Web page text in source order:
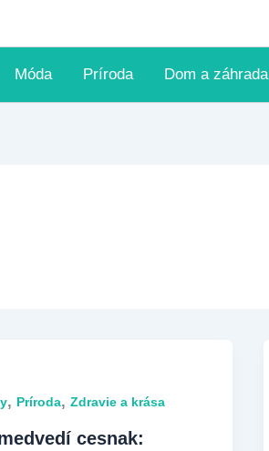
Móda Príroda Dom a záhrada
, Príroda, Zdravie a krása
cesnak: